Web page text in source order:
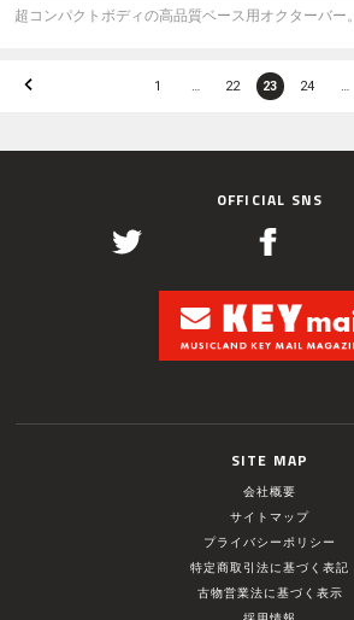
超コンパクトボディの高品質ベース用オクターバー。
1 … 22 23 24 …
OFFICIAL SNS
SITE MAP
会社概要
サイトマップ
プライバシーポリシー
特定商取引法に基づく表記
古物営業法に基づく表示